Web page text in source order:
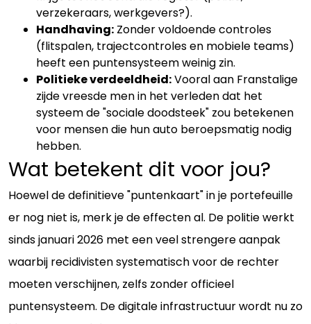
verzekeraars, werkgevers?).
Handhaving: Zonder voldoende controles
(flitspalen, trajectcontroles en mobiele teams)
heeft een puntensysteem weinig zin.
Politieke verdeeldheid:Vooral aan Franstalige
zijde vreesde men in het verleden dat het
systeem de "sociale doodsteek" zou betekenen
voor mensen die hun auto beroepsmatig nodig
hebben.
Wat betekent dit voor jou?
Hoewel de definitieve "puntenkaart" in je portefeuille
er nog niet is, merk je de effecten al. De politie werkt
sinds januari 2026 met een veel strengere aanpak
waarbij recidivisten systematisch voor de rechter
moeten verschijnen, zelfs zonder officieel
puntensysteem. De digitale infrastructuur wordt nu zo